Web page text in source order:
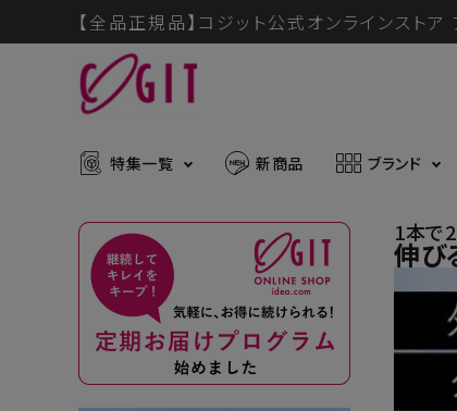
【全品正規品】コジット公式オンラインスト
特集一覧
メディア掲載アイテム 暑
推し活グッズ 掃
新商品 ブランド
muchu
ACCOUNT MENU
ようこそ ゲスト 様
1本で
伸び